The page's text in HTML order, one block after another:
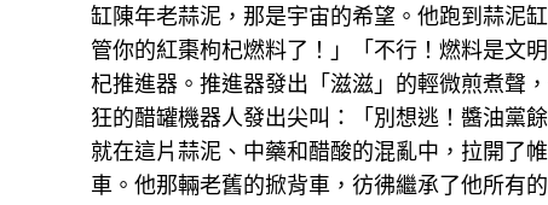
缸陳年老蒜泥，那是宇宙的希望。他跑到蒜泥
管你的紅棗枸杞燃料了！」「不行！燃料是文
杞推進器。推進器發出「滋滋」的輕微煎煮聲
狂的醋罐機器人發出尖叫：「別想逃！醬油黨
就在這片蒜泥、中藥和醋酸的混亂中，拉開了
車。他那輛老舊的掀背車，彷彿繼承了他所有